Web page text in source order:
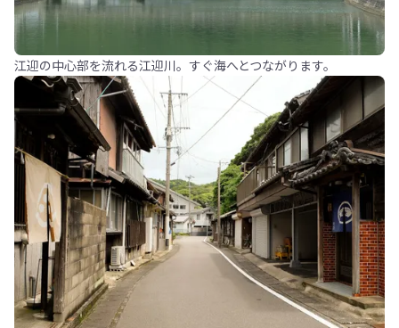
江迎の中心部を流れる江迎川。すぐ海へとつながります。